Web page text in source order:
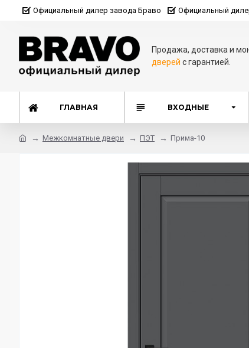
Официальный дилер завода Браво Официальный
Продажа, доставка и
дверей с гарантией.
ГЛАВНАЯ ВХОДНЫЕ
Межкомнатные двери ПЭТ Прима-10